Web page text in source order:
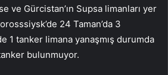
ve Gürcistan’ın Supsa limanları yer
24 Taman’da 3
1 tanker limana yanaşmış durumda
bulunmuyor.